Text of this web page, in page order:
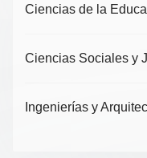
Ciencias de la
Ciencias Sociales y
Ingenierías y